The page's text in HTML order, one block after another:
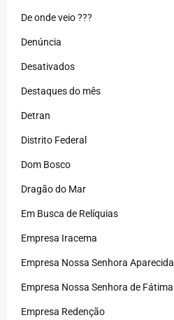
De onde veio ???
Denúncia
Desativados
Destaques do mês
Detran
Distrito Federal
Dom Bosco
Dragão do Mar
Em Busca de Relíquias
Empresa Iracema
Empresa Nossa Senhora Aparecida
Empresa Nossa Senhora de Fátima
Empresa Redenção